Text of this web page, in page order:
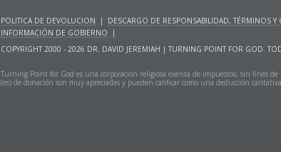
POLITICA DE DEVOLUCION | DESCARGO DE RESPONSABILIDAD, TÉRMINOS
INFORMACIÓN DE GOBIERNO |
COPYRIGHT 2000 - 2026 DR. DAVID JEREMIAH | TURNING POINT FOR GOD.
Turning Point for God es una corporación religiosa exenta de impuestos, sin fines
(es) de donación son muy apreciadas y pueden calificar como una deducción